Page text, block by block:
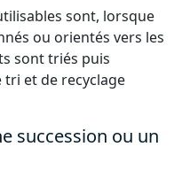
sont, lorsque
ou orientés vers les
sont triés puis
tri et de recyclage
succession ou un